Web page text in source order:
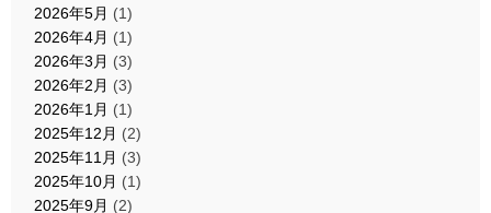
2026年5月 (1)
2026年4月 (1)
2026年3月 (3)
2026年2月 (3)
2026年1月 (1)
2025年12月 (2)
2025年11月 (3)
2025年10月 (1)
2025年9月 (2)